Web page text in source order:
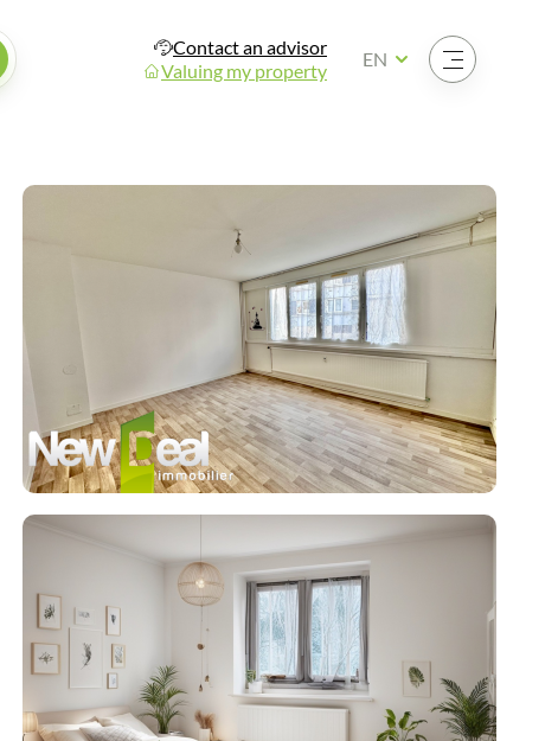
Contact an advisor
Valuing my property
Open the menu
EN